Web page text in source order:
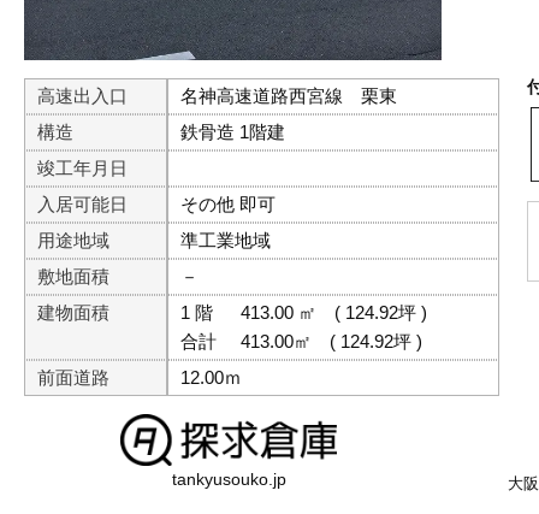
高速出入口
名神高速道路西宮線 栗東
構造
鉄骨造 1階建
竣工年月日
入居可能日
その他 即可
用途地域
準工業地域
敷地面積
－
建物面積
1 階 413.00 ㎡
( 124.92坪 )
合計
413.00㎡
( 124.92坪 )
前面道路
12.00ｍ
tankyusouko.jp 大